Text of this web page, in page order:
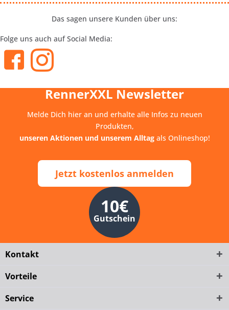
Das sagen unsere Kunden über uns:
Folge uns auch auf Social Media:
RennerXXL Newsletter
Melde Dich hier an und erhalte alle Infos zu neuen
Produkten,
unseren Aktionen und unserem Alltagals Onlineshop!
Jetzt kostenlos anmelden
10€
Gutschein
Kontakt
Vorteile
Service